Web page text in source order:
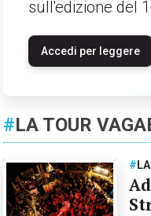
sull'edizione del
Accedi per leggere
#LA TOUR
#